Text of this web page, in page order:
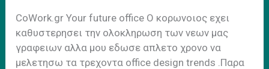
CoWork.gr Your future office O κορωνοιος εχει
καθυστερησει την ολοκληρωση των νεων μας
γραφειων αλλα μου εδωσε απλετο χρονο να
μελετησω τα τρεχοντα office design trends .Παρα